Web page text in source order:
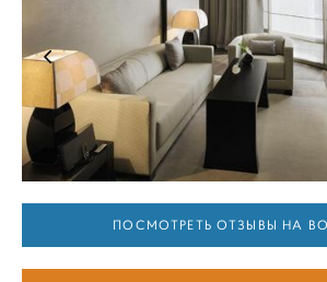
ПОСМОТРЕТЬ ОТЗЫВЫ НА